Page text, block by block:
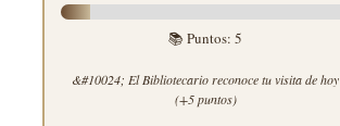
📚 Puntos: 5
&#10024; El Bibliotecario reconoce tu visita de hoy
(+5 puntos)